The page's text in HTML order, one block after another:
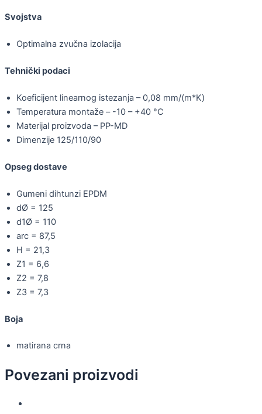
Svojstva
Optimalna zvučna izolacija
Tehnički podaci
Koeficijent linearnog istezanja – 0,08 mm/(m*K)
Temperatura montaže – -10 – +40 °C
Materijal proizvoda – PP-MD
Dimenzije 125/110/90
Opseg dostave
Gumeni dihtunzi EPDM
dØ = 125
d1Ø = 110
arc = 87,5
H = 21,3
Z1 = 6,6
Z2 = 7,8
Z3 = 7,3
Boja
matirana crna
Povezani proizvodi